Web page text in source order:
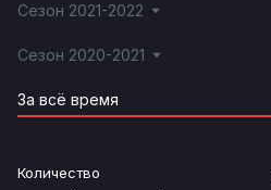
Сезон 2021-2022
Сезон 2020-2021
За всё время
Количество